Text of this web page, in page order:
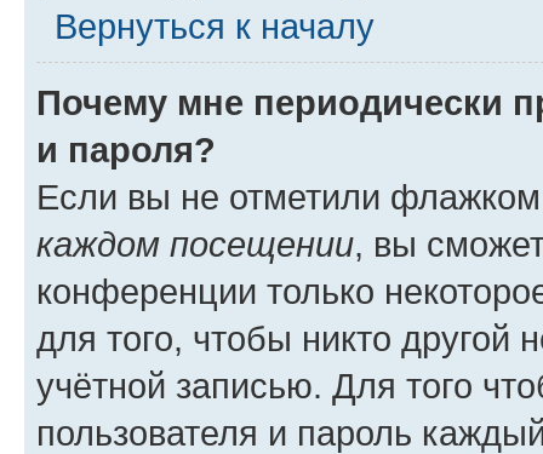
Вернуться к началу
Почему мне периодически
и пароля?
Если вы не отметили
каждом посещении, вы
конференции только
для того, чтобы никто другой
учётной записью. Для того
пользователя и пароль